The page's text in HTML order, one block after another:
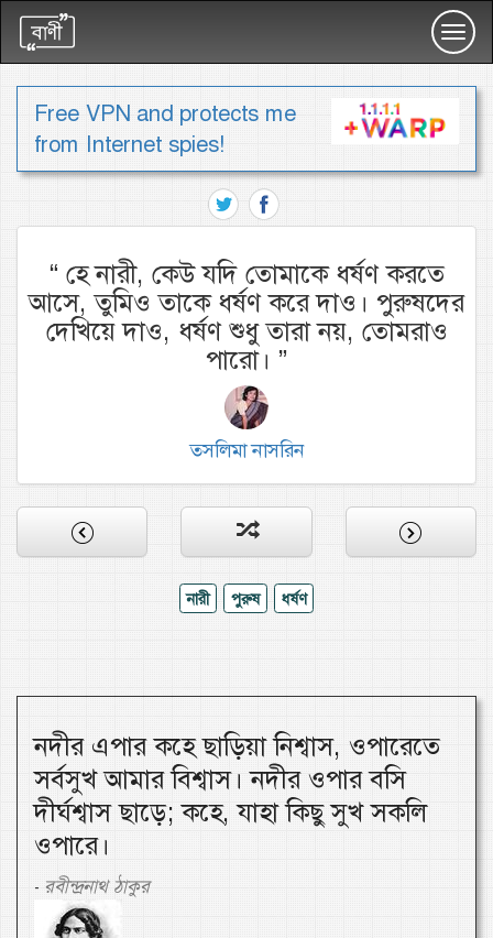
Free VPN and protects me
from Internet spies!
“ হে নারী, কেউ যদি তোমাকে ধর্ষণ করতে
আসে, তুমিও তাকে ধর্ষণ করে দাও। পুরুষদের
দেখিয়ে দাও, ধর্ষণ শুধু তারা নয়, তোমরাও
পারো। ”
তসলিমা নাসরিন
নারী পুরুষ ধর্ষণ
নদীর এপার কহে ছাড়িয়া নিশ্বাস, ওপারেতে
সর্বসুখ আমার বিশ্বাস। নদীর ওপার বসি
দীর্ঘশ্বাস ছাড়ে; কহে, যাহা কিছু সুখ সকলি
ওপারে।
- রবীন্দ্রনাথ ঠাকুর